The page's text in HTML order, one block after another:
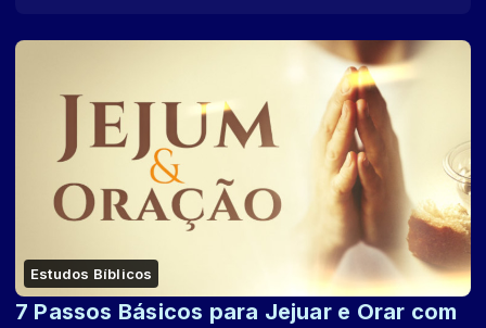
Estudos Bíblicos
7 Passos Básicos para Jejuar e Orar com